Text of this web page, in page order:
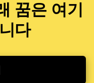
꿈은 여기
다